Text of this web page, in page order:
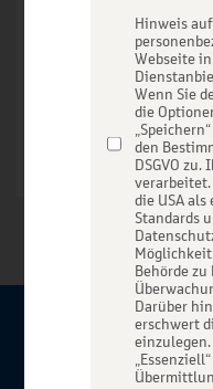
Zur Startseite
Über BBBank-
Hinweis
Webseite
Wenn Sie
die
den
DSGVO
verarbeitet.
die USA
Standards
Behörde
Darüber
erschwert